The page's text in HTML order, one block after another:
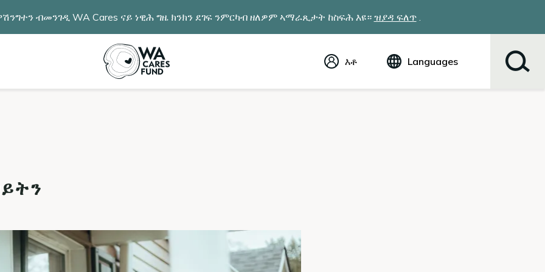
ብመንገዲ WA Cares ናይ ነዊሕ ግዜ ክንክን ደገፍ ንምርካብ ዘለዎም ኣማራጺታት ከስፍሕ እዩ። ዝያዳ ፍለጥ.
እቶ Languages